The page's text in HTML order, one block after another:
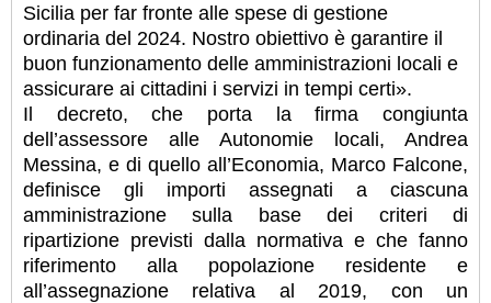
Sicilia per far fronte alle spese di gestione
ordinaria del 2024. Nostro obiettivo è garantire il
buon funzionamento delle amministrazioni locali e
assicurare ai cittadini i servizi in tempi certi».
Il decreto, che porta la firma congiunta
dell’assessore alle Autonomie locali, Andrea
Messina, e di quello all’Economia, Marco Falcone,
definisce gli importi assegnati a ciascuna
amministrazione sulla base dei criteri di
ripartizione previsti dalla normativa e che fanno
riferimento alla popolazione residente e
all’assegnazione relativa al 2019, con un